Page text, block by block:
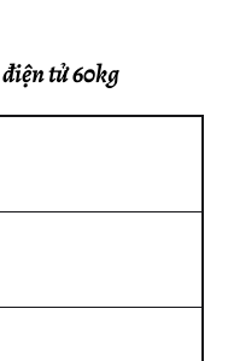
tử 60kg